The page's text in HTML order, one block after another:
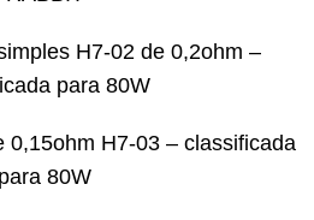
H7-02 de 0,2ohm –
para 80W
0,15ohm H7-03 – classificada
para 80W